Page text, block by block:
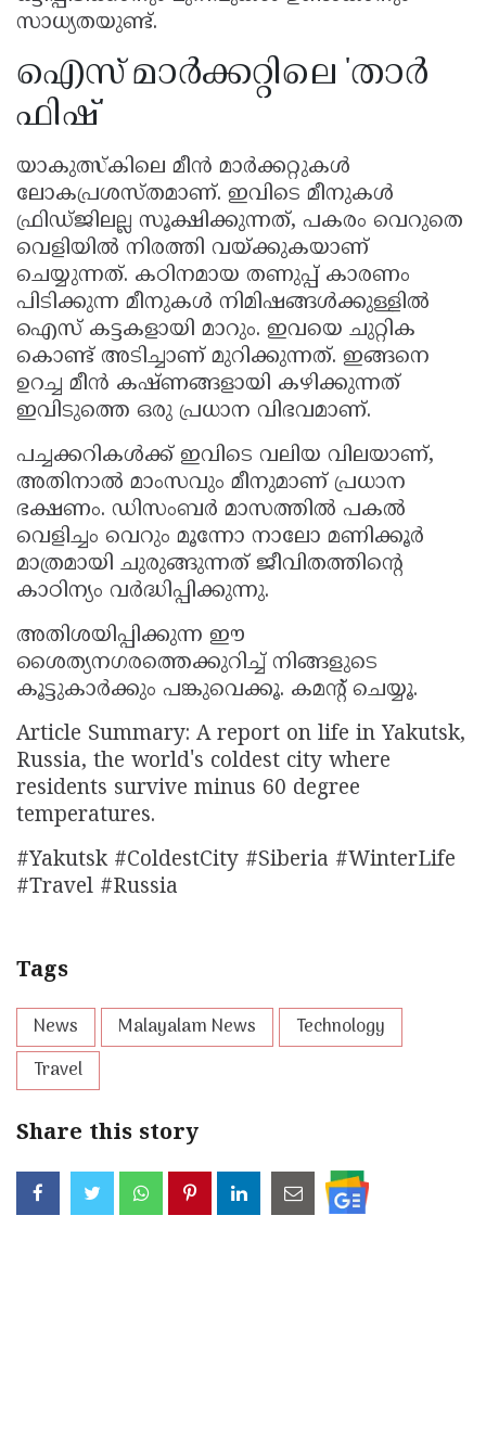
സാധ്യതയുണ്ട്.
ഐസ് മാർക്കറ്റിലെ 'താർ
ഫിഷ്'
യാകുത്സ്കിലെ മീൻ മാർക്കറ്റുകൾ
ലോകപ്രശസ്തമാണ്. ഇവിടെ മീനുകൾ
ഫ്രിഡ്ജിലല്ല സൂക്ഷിക്കുന്നത്, പകരം വെറുതെ
വെളിയിൽ നിരത്തി വയ്ക്കുകയാണ്
ചെയ്യുന്നത്. കഠിനമായ തണുപ്പ് കാരണം
പിടിക്കുന്ന മീനുകൾ നിമിഷങ്ങൾക്കുള്ളിൽ
ഐസ് കട്ടകളായി മാറും. ഇവയെ ചുറ്റിക
കൊണ്ട് അടിച്ചാണ് മുറിക്കുന്നത്. ഇങ്ങനെ
ഉറച്ച മീൻ കഷ്ണങ്ങളായി കഴിക്കുന്നത്
ഇവിടുത്തെ ഒരു പ്രധാന വിഭവമാണ്.
പച്ചക്കറികൾക്ക് ഇവിടെ വലിയ വിലയാണ്,
അതിനാൽ മാംസവും മീനുമാണ് പ്രധാന
ഭക്ഷണം. ഡിസംബർ മാസത്തിൽ പകൽ
വെളിച്ചം വെറും മൂന്നോ നാലോ മണിക്കൂർ
മാത്രമായി ചുരുങ്ങുന്നത് ജീവിതത്തിന്റെ
കാഠിന്യം വർദ്ധിപ്പിക്കുന്നു.
അതിശയിപ്പിക്കുന്ന ഈ
ശൈത്യനഗരത്തെക്കുറിച്ച് നിങ്ങളുടെ
കൂട്ടുകാർക്കും പങ്കുവെക്കൂ. കമന്റ് ചെയ്യൂ.
Article Summary: A report on life in Yakutsk,
Russia, the world's coldest city where
residents survive minus 60 degree
temperatures.
#Yakutsk #ColdestCity #Siberia #WinterLife
#Travel #Russia
Tags
News Malayalam News
Technology
Travel
Share this story